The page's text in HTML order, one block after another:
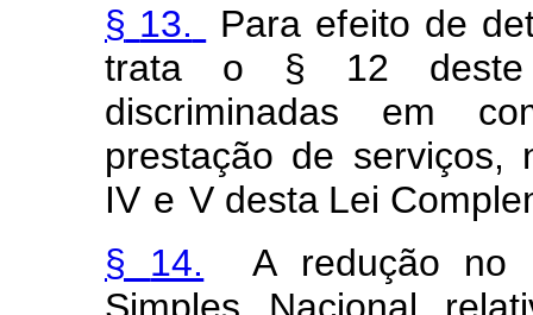
§ 13. Para efeito de d
trata o §
12 deste
discriminadas em co
prestação de serviços,
IV e V desta Lei Comple
§
14. A redução no
Simples Nacional